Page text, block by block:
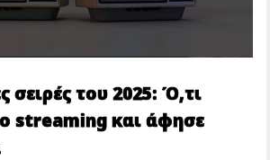
σειρές του 2025: Ό,τι
streaming και άφησε